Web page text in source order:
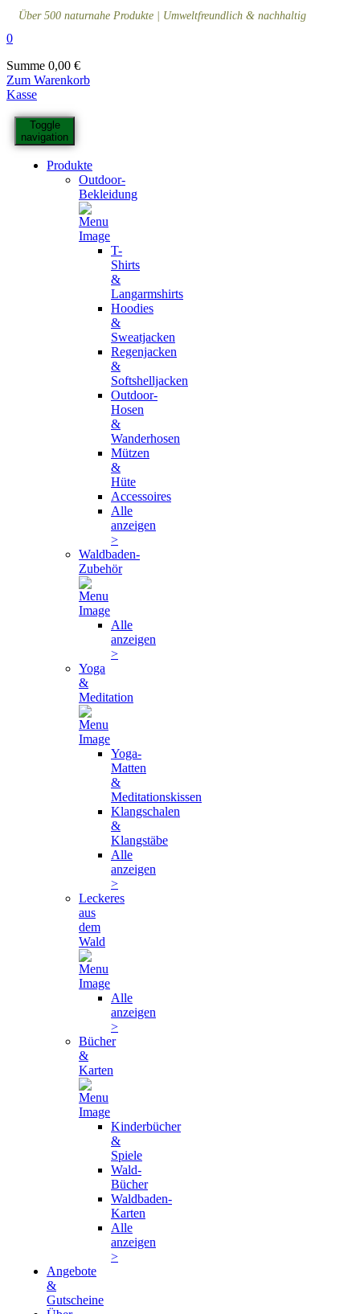
Über 500 naturnahe Produkte | Umweltfreundlich & nachhaltig
0
Summe 0,00 €
Zum Warenkorb
Kasse
Toggle
navigation
Produkte
Outdoor-
Bekleidung
T-
Shirts
&
Langarmshirts
Hoodies
&
Sweatjacken
Regenjacken
&
Softshelljacken
Outdoor-
Hosen
&
Wanderhosen
Mützen
&
Hüte
Accessoires
Alle
anzeigen
>
Waldbaden-
Zubehör
Alle
anzeigen
>
Yoga
&
Meditation
Yoga-
Matten
&
Meditationskissen
Klangschalen
&
Klangstäbe
Alle
anzeigen
>
Leckeres
aus
dem
Wald
Alle
anzeigen
>
Bücher
&
Karten
Kinderbücher
&
Spiele
Wald-
Bücher
Waldbaden-
Karten
Alle
anzeigen
>
Angebote
&
Gutscheine